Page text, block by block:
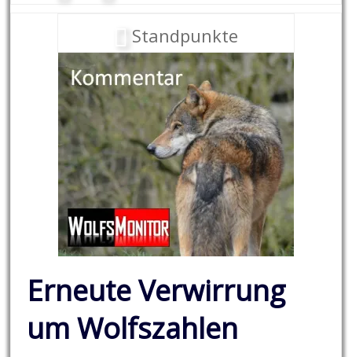
Standpunkte
Erneute Verwirrung
um Wolfszahlen